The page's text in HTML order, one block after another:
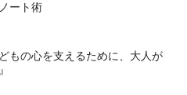
ート術
もの心を支えるために、大人が